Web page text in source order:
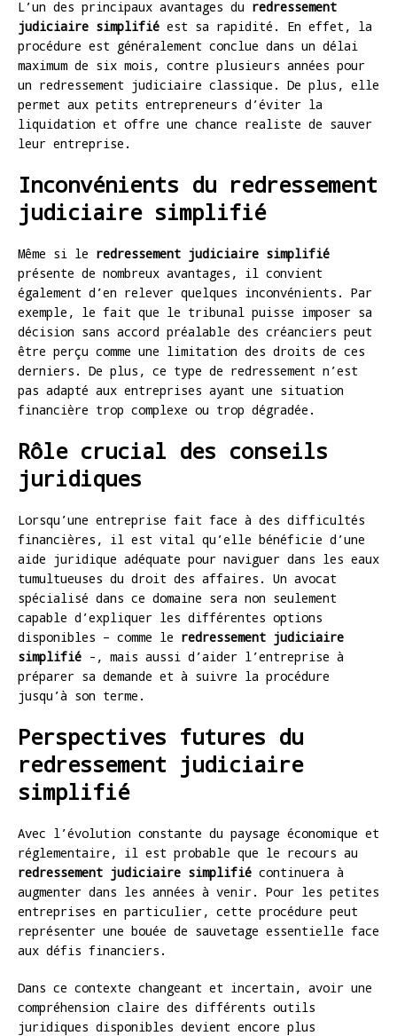
L’un des principaux avantages du redressement
judiciaire simplifié est sa rapidité. En effet, la
procédure est généralement conclue dans un délai
maximum de six mois, contre plusieurs années pour
un redressement judiciaire classique. De plus, elle
permet aux petits entrepreneurs d’éviter la
liquidation et offre une chance realiste de sauver
leur entreprise.
Inconvénients du redressement
judiciaire simplifié
Même si le redressement judiciaire simplifié
présente de nombreux avantages, il convient
également d’en relever quelques inconvénients. Par
exemple, le fait que le tribunal puisse imposer sa
décision sans accord préalable des créanciers peut
être perçu comme une limitation des droits de ces
derniers. De plus, ce type de redressement n’est
pas adapté aux entreprises ayant une situation
financière trop complexe ou trop dégradée.
Rôle crucial des conseils
juridiques
Lorsqu’une entreprise fait face à des difficultés
financières, il est vital qu’elle bénéficie d’une
aide juridique adéquate pour naviguer dans les eaux
tumultueuses du droit des affaires. Un avocat
spécialisé dans ce domaine sera non seulement
capable d’expliquer les différentes options
disponibles – comme le redressement judiciaire
simplifié -, mais aussi d’aider l’entreprise à
préparer sa demande et à suivre la procédure
jusqu’à son terme.
Perspectives futures du
redressement judiciaire
simplifié
Avec l’évolution constante du paysage économique et
réglementaire, il est probable que le recours au
redressement judiciaire simplifié continuera à
augmenter dans les années à venir. Pour les petites
entreprises en particulier, cette procédure peut
représenter une bouée de sauvetage essentielle face
aux défis financiers.
Dans ce contexte changeant et incertain, avoir une
compréhension claire des différents outils
juridiques disponibles devient encore plus